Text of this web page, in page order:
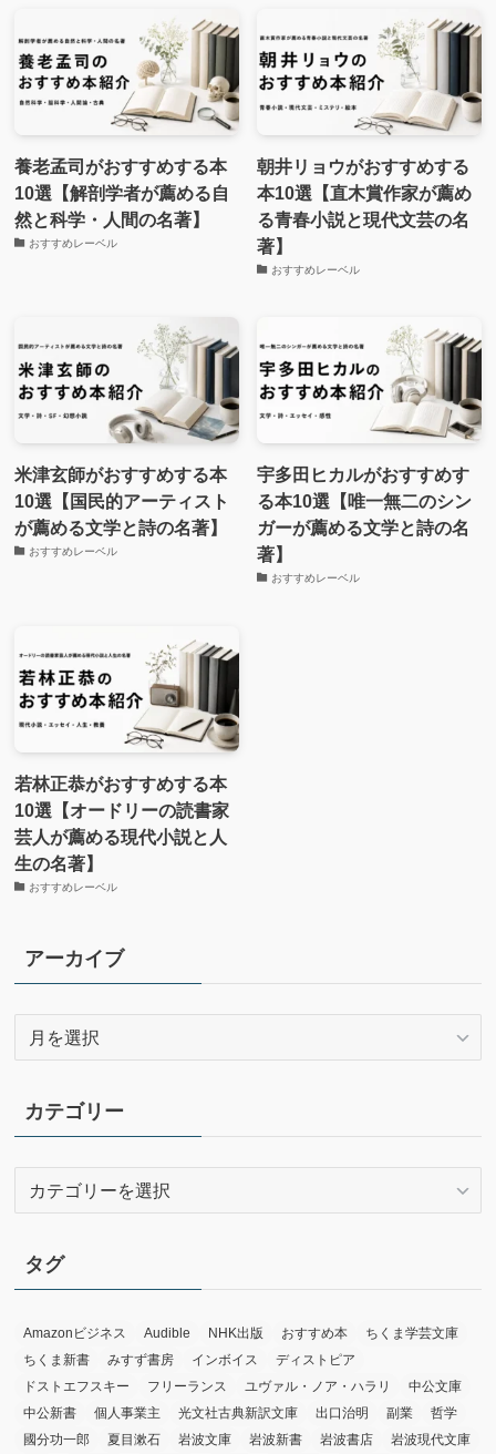
養老孟司がおすすめする本
10選【解剖学者が薦める自
然と科学・人間の名著】
おすすめレーベル
朝井リョウがおすすめする
本10選【直木賞作家が薦め
る青春小説と現代文芸の名
著】
おすすめレーベル
米津玄師がおすすめする本
10選【国民的アーティスト
が薦める文学と詩の名著】
おすすめレーベル
宇多田ヒカルがおすすめす
る本10選【唯一無二のシン
ガーが薦める文学と詩の名
著】
おすすめレーベル
若林正恭がおすすめする本
10選【オードリーの読書家
芸人が薦める現代小説と人
生の名著】
おすすめレーベル
アーカイブ
イ
ブ
カテゴリー
リ
ー
タグ
Amazonビジネス Audible NHK出版 おすすめ本
ちくま学芸文庫
ちくま新書
みすず書房 インボイス
ディストピア
ドストエフスキー
フリーランス ユヴァル・ノア・ハラリ
中公文庫
中公新書
個人事業主 光文社古典新訳文庫 出口治明 副業
哲学
國分功一郎
夏目漱石 岩波文庫 岩波新書 岩波書店 岩波現代文庫